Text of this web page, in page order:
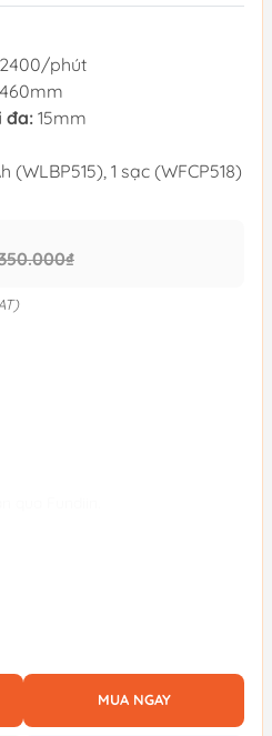
2400/phút
460mm
đa: 15mm
(WLBP515), 1 sạc (WFCP518)
MUA NGAY